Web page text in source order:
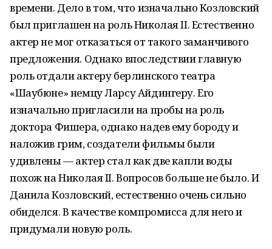
времени. Дело в том, что изначально Козловский
был приглашен на роль Николая II. Естественно
актер не мог отказаться от такого заманчивого
предложения. Однако впоследствии главную
роль отдали актеру берлинского театра
«Шаубюне» немцу Ларсу Айдингеру. Его
изначально пригласили на пробы на роль
доктора Фишера, однако надев ему бороду и
наложив грим, создатели фильмы были
удивлены — актер стал как две капли воды
похож на Николая II. Вопросов больше не было. И
Данила Козловский, естественно очень сильно
обиделся. В качестве компромисса для него и
придумали новую роль.